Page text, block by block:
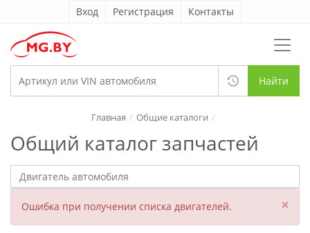
Вход Регистрация Контакты
Найти
Общий каталог запчастей
Главная Общие каталоги
Ошибка при получении списка двигателей. ×